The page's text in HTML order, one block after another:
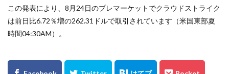
この発表により、8月24日のプレマーケットでクラウドストライク
は前日比6.72％増の262.31ドルで取引されています（米国東部夏
時間04:30AM）。